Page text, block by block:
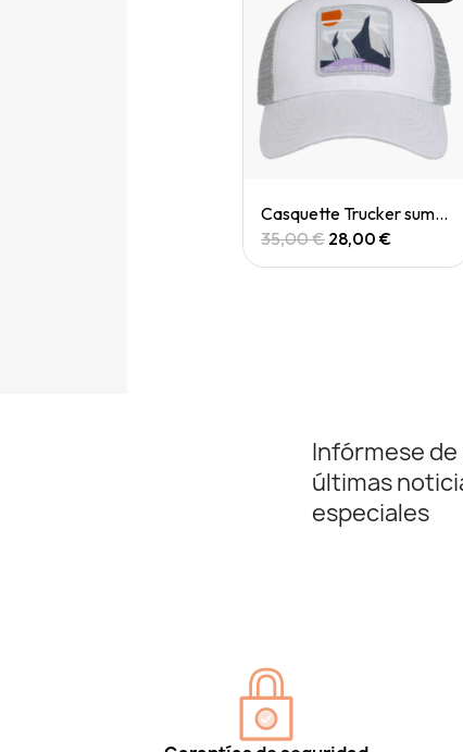
Quick View
Casquette Trucker summit dolomites
35,00 € 28,00 €
Infórmese
últimas
especiales